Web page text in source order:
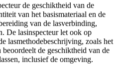
de geschiktheid van de
van het basismateriaal en de
van de lasverbinding,
De lasinspecteur let ook op
lasmethodebeschrijving, zoals het
de geschiktheid van de
inclusief de omgeving.